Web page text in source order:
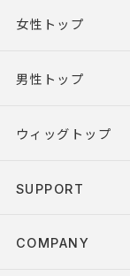
女性トップ
男性トップ
ウィッグトップ
SUPPORT
COMPANY